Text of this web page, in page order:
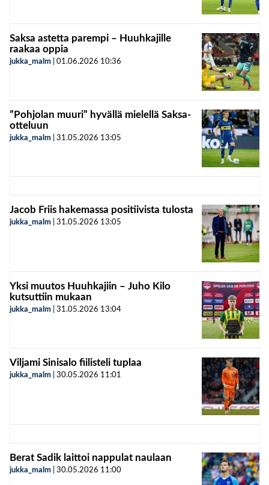
Saksa astetta parempi – Huuhkajille
raakaa oppia
jukka_malm 01.06.2026 10:36
”Pohjolan muuri” hyvällä mielellä Saksa-
otteluun
jukka_malm 31.05.2026 13:05
Jacob Friis hakemassa positiivista tulosta
jukka_malm 31.05.2026 13:05
Yksi muutos Huuhkajiin – Juho Kilo
kutsuttiin mukaan
jukka_malm 31.05.2026 13:04
Viljami Sinisalo fiilisteli tuplaa
jukka_malm 30.05.2026 11:01
Berat Sadik laittoi nappulat naulaan
jukka_malm 30.05.2026 11:00